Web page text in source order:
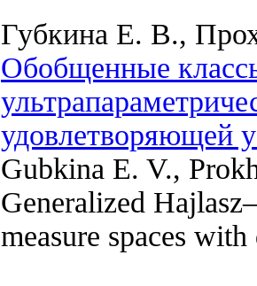
Губкина Е. В.,
Обобщенные
удовлетворяющей
Gubkina E. V.,
Generalized
measure spaces